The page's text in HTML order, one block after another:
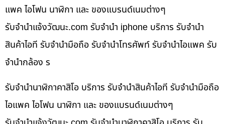
แพค ไอโฟน นาฬิกา และ ของแบรนด์เนมต่างๆ
รับจํานําแจ้งวัฒนะ.com รับจำนำ iphone บริการ รับจำนำ
สินค้าไอที รับจำนำมือถือ รับจำนำโทรศัพท์ รับจำนำไอแพค รับ
จำนำกล้อง ร
รับจำนำนาฬิกาคาสิโอ บริการ รับจำนำสินค้าไอที รับจำนำมือถือ
ไอแพค ไอโฟน นาฬิกา และ ของแบรนด์เนมต่างๆ